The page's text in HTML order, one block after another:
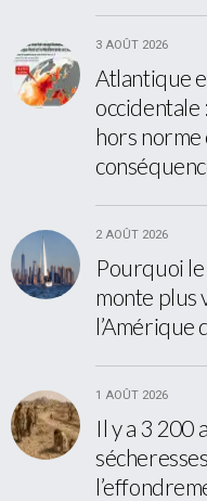
3 AOÛT 2026
Atlantique
occidentale
hors norme
2 AOÛT 2026
Pourquoi
monte plus
l’Amérique
1 AOÛT 2026
Il y a 3 200